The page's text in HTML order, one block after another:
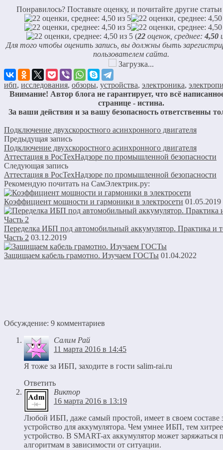
Понравилось? Поставьте оценку, и почитайте другие
(22оценок, среднее: 4,50
Для того чтобы оценить запись, вы должны быть
пользователем сайта.
Загрузка...
ибп, исследования, обзоры, устройства, электроника,
Внимание! Автор блога не гарантирует, что всё
странице - истина.
За ваши действия и за вашу безопасность ответственны
Подключение двухскоростного асинхронного двигателя
Предыдущая запись
Подключение двухскоростного асинхронного двигателя
Аттестация в РосТехНадзоре по промышленной безопасности
Следующая запись
Аттестация в РосТехНадзоре по промышленной безопасности
Рекомендую почитать на СамЭлектрик.ру:
Коэффициент мощности и гармоники в электросети 01.05.2019
Переделка ИБП под автомобильный аккумулятор. Практика и
Часть 2 03.12.2019
Защищаем кабель грамотно. Изучаем ГОСТы 01.04.2022
Обсуждение: 9 комментариев
Салим Рай
11 марта 2016 в 14:45
Я тоже за ИБП, заходите в гости salim-rai.ru
Ответить
Виктор
16 марта 2016 в 13:19
Любой ИБП, даже самый простой, имеет в своем составе
устройство для аккумулятора. Чем умнее ИБП, тем
устройство. В SMART-ах аккумулятор может заряжаться
алгоритмам в зависимости от ситуации.